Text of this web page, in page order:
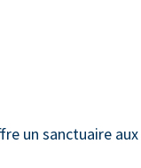
un sanctuaire